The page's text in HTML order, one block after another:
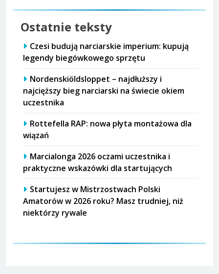
Ostatnie teksty
Czesi budują narciarskie imperium: kupują
legendy biegówkowego sprzętu
Nordenskiöldsloppet – najdłuższy i
najcięższy bieg narciarski na świecie okiem
uczestnika
Rottefella RAP: nowa płyta montażowa dla
wiązań
Marcialonga 2026 oczami uczestnika i
praktyczne wskazówki dla startujących
Startujesz w Mistrzostwach Polski
Amatorów w 2026 roku? Masz trudniej, niż
niektórzy rywale